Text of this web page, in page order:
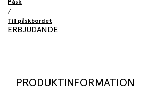
Påsk
/
Till påskbordet
ERBJUDANDE
PRODUKTINFORMATION